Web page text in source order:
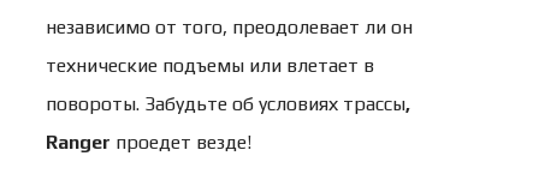
независимо от того, преодолевает ли он
технические подъемы или влетает в
повороты. Забудьте об условиях трассы,
Ranger проедет везде!